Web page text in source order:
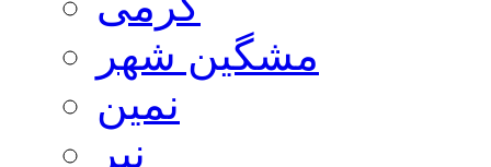
مشگین شهر
نمین
نیر